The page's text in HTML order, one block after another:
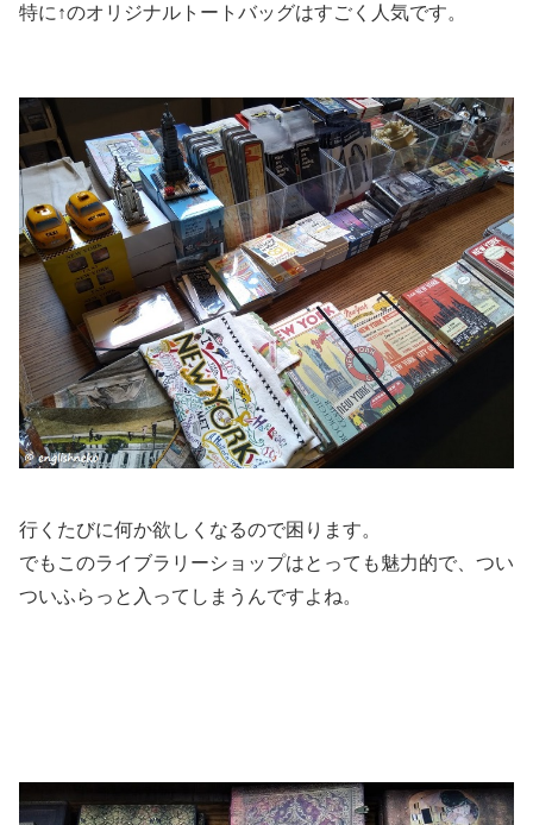
特に↑のオリジナルトートバッグはすごく人気です。
行くたびに何か欲しくなるので困ります。
でもこのライブラリーショップはとっても魅力的で、つい
ついふらっと入ってしまうんですよね。